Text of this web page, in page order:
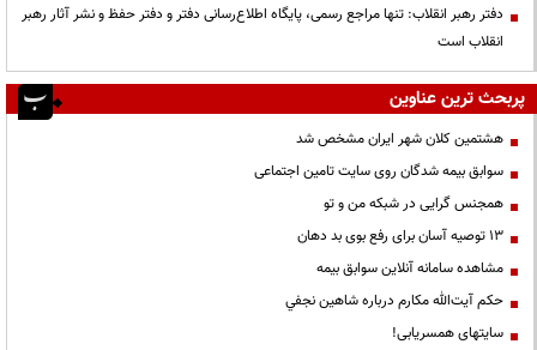
دفتر رهبر انقلاب: تنها مراجع رسمی، پایگاه اطلاع‌رسانی دفتر و دفتر حفظ و نشر آثار رهبر
انقلاب است
پربحث ترین عناوین
هشتمین کلان شهر ایران مشخص شد
سوابق بیمه شدگان روی سایت تامین اجتماعی
همجنس گرایی در شبکه من و تو
13 توصیه آسان برای رفع بوی بد دهان
مشاهده سامانه آنلاين سوابق بیمه
حكم آيت‌الله مكارم درباره شاهين نجفي
سایتهای همسریابی!